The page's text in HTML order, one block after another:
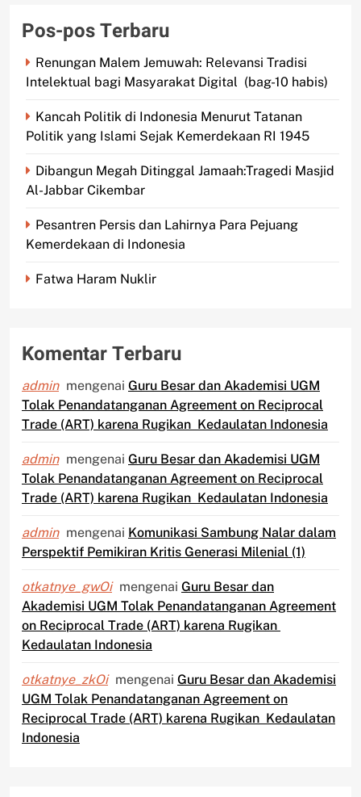
Pos-pos Terbaru
Renungan Malem Jemuwah: Relevansi Tradisi
Intelektual bagi Masyarakat Digital (bag-10 habis)
Kancah Politik di Indonesia Menurut Tatanan
Politik yang Islami Sejak Kemerdekaan RI 1945
Dibangun Megah Ditinggal Jamaah:Tragedi Masjid
Al-Jabbar Cikembar
Pesantren Persis dan Lahirnya Para Pejuang
Kemerdekaan di Indonesia
Fatwa Haram Nuklir
Komentar Terbaru
admin mengenai Guru Besar dan Akademisi UGM
Tolak Penandatanganan Agreement on Reciprocal
Trade (ART) karena Rugikan Kedaulatan Indonesia
admin mengenai Guru Besar dan Akademisi UGM
Tolak Penandatanganan Agreement on Reciprocal
Trade (ART) karena Rugikan Kedaulatan Indonesia
admin mengenai Komunikasi Sambung Nalar dalam
Perspektif Pemikiran Kritis Generasi Milenial (1)
otkatnye_gwOi mengenai Guru Besar dan
Akademisi UGM Tolak Penandatanganan Agreement
on Reciprocal Trade (ART) karena Rugikan
Kedaulatan Indonesia
otkatnye_zkOi mengenai Guru Besar dan Akademisi
UGM Tolak Penandatanganan Agreement on
Reciprocal Trade (ART) karena Rugikan Kedaulatan
Indonesia